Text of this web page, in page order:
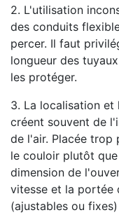
2. L'utilisation
des conduits
percer. Il faut
longueur des
les protéger.
3. La localisation
créent souvent de
de l'air. Placée trop
le couloir plutôt
dimension de
vitesse et la portée
(ajustables ou